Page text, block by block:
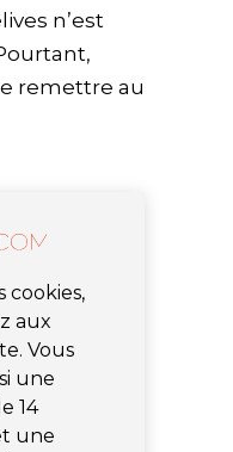
n’est
remettre au
cookies,
aux
Vous
une
14
une